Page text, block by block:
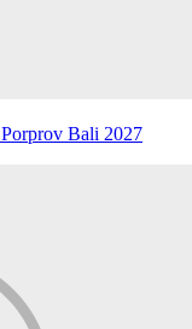
Bali 2027